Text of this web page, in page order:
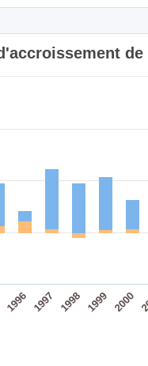
1996 1997 1998 1999 2000